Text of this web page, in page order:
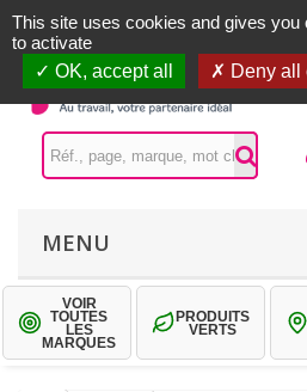
MENU
VOIR
TOUTES
LES
MARQUES
PRODUITS
VERTS
This site uses cookies and gives you
to activate
OK, accept all
Deny all